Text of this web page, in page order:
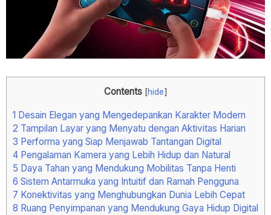
Contents [hide]
1 Desain Elegan yang Mengedepankan Karakter Modern
2 Tampilan Layar yang Menyatu dengan Aktivitas Harian
3 Performa yang Siap Menjawab Tantangan Digital
4 Pengalaman Kamera yang Lebih Hidup dan Natural
5 Daya Tahan yang Mendukung Mobilitas Tanpa Henti
6 Sistem Antarmuka yang Intuitif dan Ramah Pengguna
7 Konektivitas yang Menghubungkan Dunia Lebih Cepat
8 Ruang Penyimpanan yang Mendukung Gaya Hidup Digital